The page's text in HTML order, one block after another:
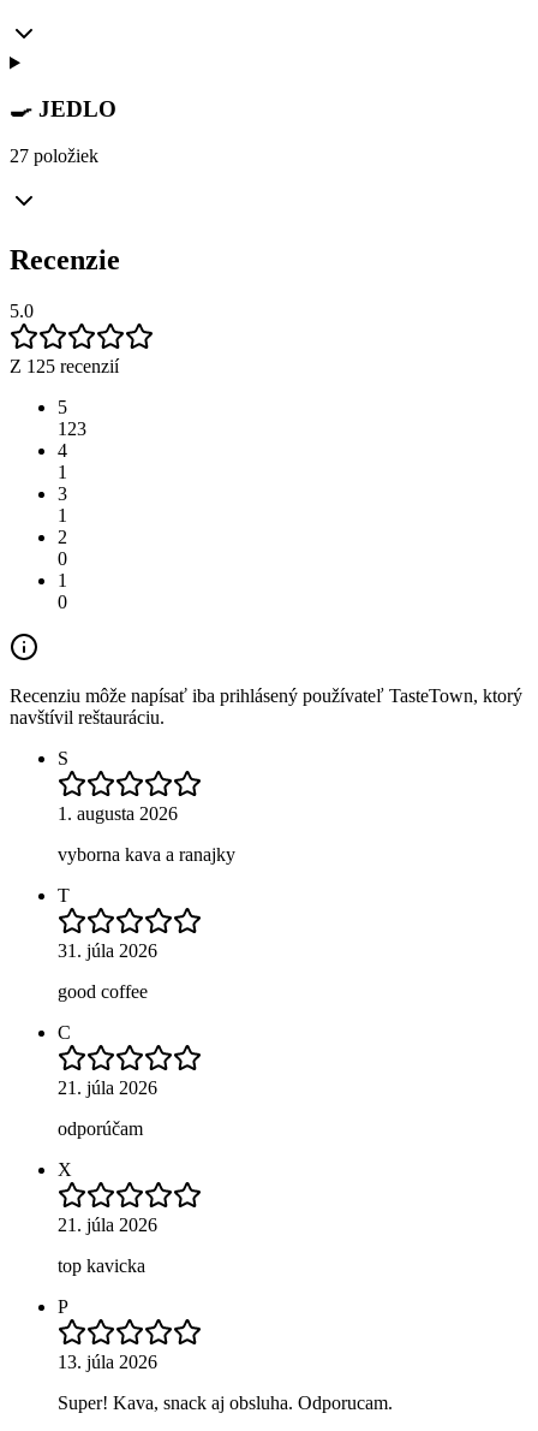
🍳 JEDLO
27 položiek
Recenzie
5.0
Z 125 recenzií
5
123
4
1
3
1
2
0
1
0
Recenziu môže napísať iba prihlásený používateľ TasteTown, ktorý
navštívil reštauráciu.
S
1. augusta 2026
vyborna kava a ranajky
T
31. júla 2026
good coffee
C
21. júla 2026
odporúčam
X
21. júla 2026
top kavicka
P
13. júla 2026
Super! Kava, snack aj obsluha. Odporucam.